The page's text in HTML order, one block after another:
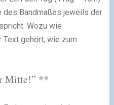
Bandmaßes jeweils der
Wozu wie
gehört, wie zum
Mitte!” **